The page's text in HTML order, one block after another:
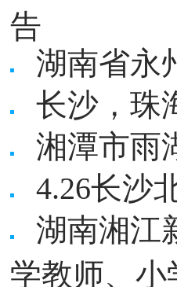
告
湖南省永
长沙，珠
湘潭市雨
4.26长沙
湖南湘江
学教师、小